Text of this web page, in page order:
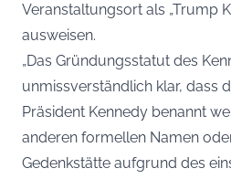
Veranstaltungsort als „Trump
ausweisen.
„Das Gründungsstatut des
unmissverständlich klar, dass
Präsident Kennedy benannt
anderen formellen Namen
Gedenkstätte aufgrund des